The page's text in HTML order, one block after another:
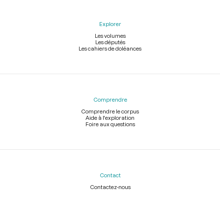
Explorer
Les volumes
Les députés
Les cahiers de doléances
Comprendre
Comprendre le corpus
Aide à l'exploration
Foire aux questions
Contact
Contactez-nous